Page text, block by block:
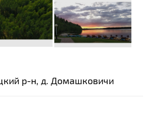
р-н, д. Домашковичи